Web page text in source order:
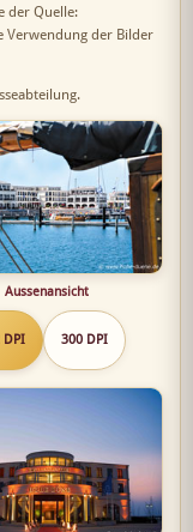
der Quelle:
Verwendung der Bilder
Aussenansicht
DPI 300 DPI